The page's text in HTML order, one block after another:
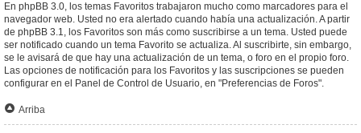
En phpBB 3.0, los temas Favoritos trabajaron mucho como marcadores para el
navegador web. Usted no era alertado cuando había una actualización. A partir
de phpBB 3.1, los Favoritos son más como suscribirse a un tema. Usted puede
ser notificado cuando un tema Favorito se actualiza. Al suscribirte, sin embargo,
se le avisará de que hay una actualización de un tema, o foro en el propio foro.
Las opciones de notificación para los Favoritos y las suscripciones se pueden
configurar en el Panel de Control de Usuario, en "Preferencias de Foros".
Arriba